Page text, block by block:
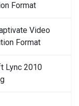
Format
Video
Format
Lync 2010